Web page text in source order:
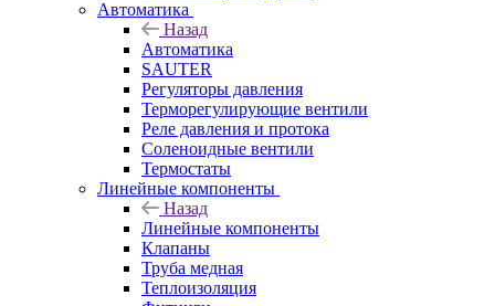
Автоматика
Назад
Автоматика
SAUTER
Регуляторы давления
Терморегулирующие вентили
Реле давления и протока
Соленоидные вентили
Термостаты
Линейные компоненты
Назад
Линейные компоненты
Клапаны
Труба медная
Теплоизоляция